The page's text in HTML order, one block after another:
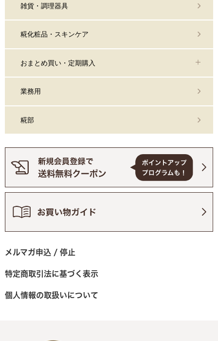
雑貨・調理器具
糀化粧品・スキンケア
おまとめ買い・定期購入
業務用
糀部
メルマガ申込 / 停止
特定商取引法に基づく表示
個人情報の取扱いについて